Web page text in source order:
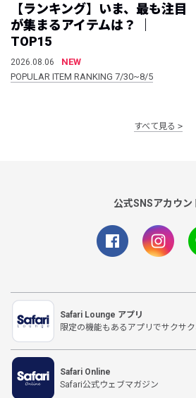
【ランキング】いま、最も注目
が集まるアイテムは？ ｜
TOP15
2026.08.06
NEW
POPULAR ITEM RANKING 7/30~8/5
すべて見る
公式SNSアカウン
Safari Lounge アプリ
限定の機能もあるアプリでサクサ
Safari Online
Safari公式ウェブマガジン